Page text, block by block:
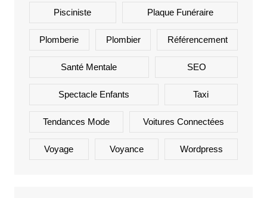
Pisciniste Plaque Funéraire
Plomberie Plombier Référencement
Santé Mentale SEO
Spectacle Enfants Taxi
Tendances Mode Voitures Connectées
Voyage Voyance Wordpress